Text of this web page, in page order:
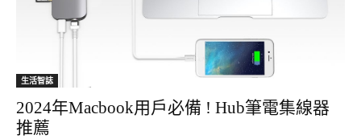
生活智誌
2024年Macbook用戶必備 ! Hub筆電集線器
推薦